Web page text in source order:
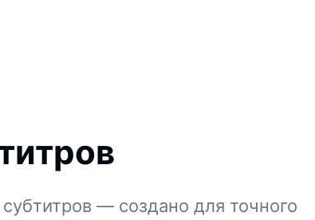
— создано для точного